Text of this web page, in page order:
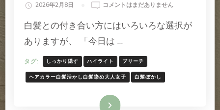
2026年2月8日
白
は、
っ
ぱ
り
し
か
コメントはまだありません
白髪との付き合い方にはいろいろな選択が
ありますが、 「今日は …
タグ: しっかり隠す ハイライト ブリーチ
ヘアカラー白髪活かし白髪染め大人女子 白髪ぼかし
続きを読む